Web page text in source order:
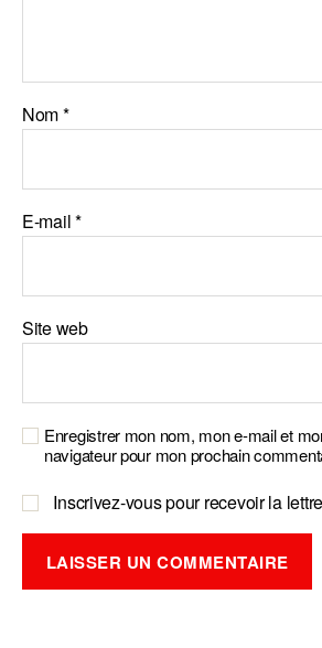
Nom*
E-mail*
Site web
Enregistrer mon nom, mon e-mail et
navigateur pour mon prochain
Inscrivez-vous pour recevoir la